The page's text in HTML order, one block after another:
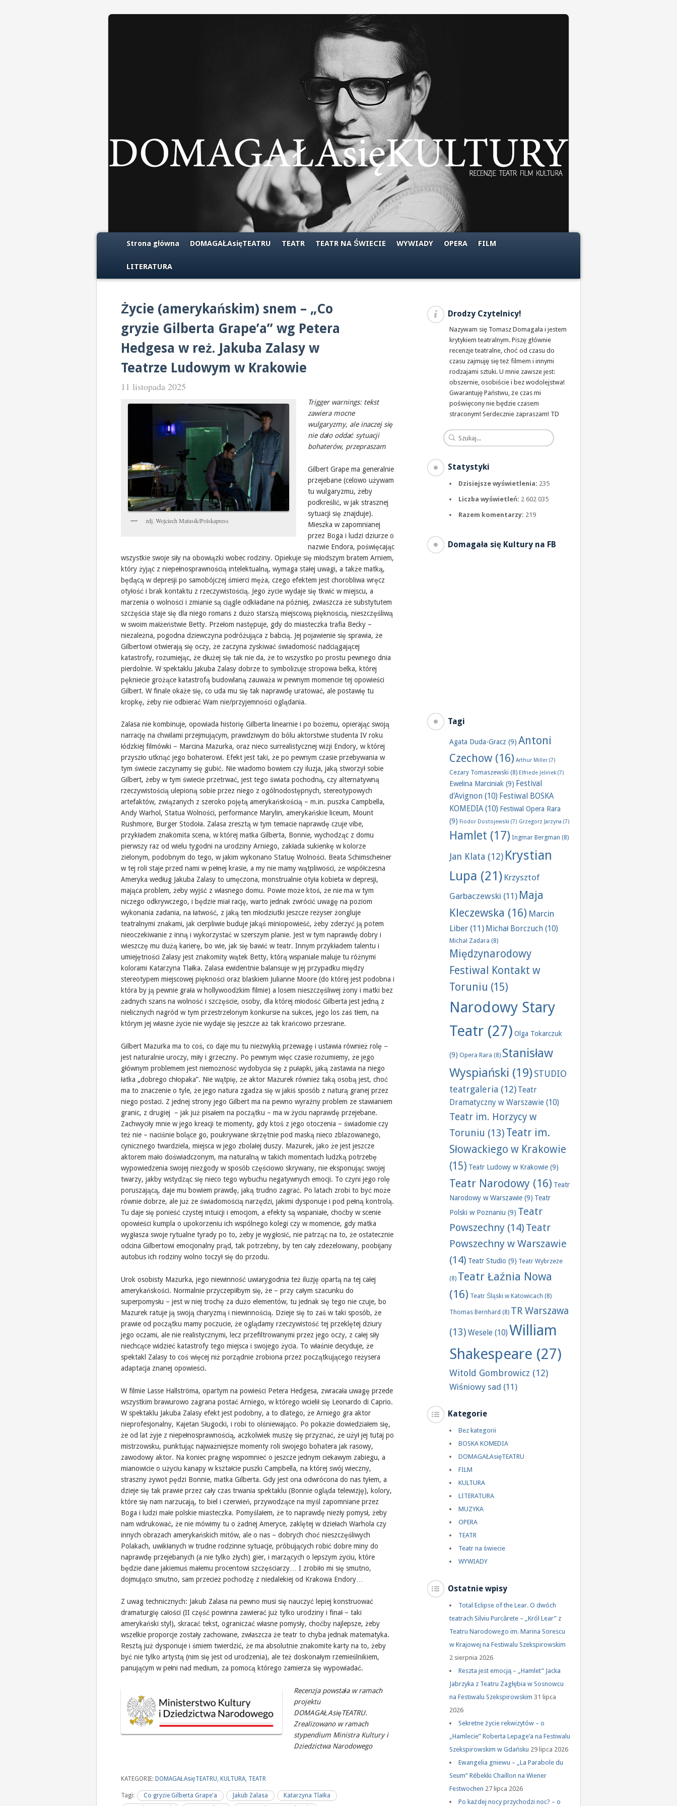
Strona główna DOMAGAŁAsięTEATRU TEATR TEATR NA ŚWIECIE WYWIADY OPERA FILM
LITERATURA
Życie (amerykańskim) snem – „Co
gryzie Gilberta Grape’a” wg Petera
Hedgesa w reż. Jakuba Zalasy w
Teatrze Ludowym w Krakowie
11 listopada 2025
zdj. Wojciech Matusik/Polskapress
Trigger warnings: tekst
zawiera mocne
wulgaryzmy, ale inaczej się
nie dało oddać sytuacji
bohaterów, przepraszam
Gilbert Grape ma generalnie
przejebane (celowo używam
tu wulgaryzmu, żeby
podkreślić, w jak strasznej
sytuacji się znajduje).
Mieszka w zapomnianej
przez Boga i ludzi dziurze o
nazwie Endora, poświęcając
wszystkie swoje siły na obowiązki wobec rodziny. Opiekuje się młodszym bratem Arniem,
który żyjąc z niepełnosprawnością intelektualną, wymaga stałej uwagi, a także matką,
będącą w depresji po samobójczej śmierci męża, czego efektem jest chorobliwa wręcz
otyłość i brak kontaktu z rzeczywistością. Jego życie wydaje się tkwić w miejscu, a
marzenia o wolności i zmianie są ciągle odkładane na później, zwłaszcza że substytutem
szczęścia staje się dla niego romans z dużo starszą miejscową pięknością, nieszczęśliwą
w swoim małżeństwie Betty. Przełom następuje, gdy do miasteczka trafia Becky –
niezależna, pogodna dziewczyna podróżująca z babcią. Jej pojawienie się sprawia, że
Gilbertowi otwierają się oczy, że zaczyna zyskiwać świadomość nadciągającej
katastrofy, rozumiejąc, że dłużej się tak nie da, że to wszystko po prostu pewnego dnia
pierdolnie. W spektaklu Jakuba Zalasy dobrze to symbolizuje stropowa belka, której
pękniecie grożące katastrofą budowlaną zauważa w pewnym momencie tej opowieści
Gilbert. W finale okaże się, co uda mu się tak naprawdę uratować, ale postawię tu
kropkę, żeby nie odbierać Wam nie/przyjemności oglądania.
Zalasa nie kombinuje, opowiada historię Gilberta linearnie i po bożemu, opierając swoją
narrację na chwilami przejmującym, prawdziwym do bólu aktorstwie studenta IV roku
łódzkiej filmówki – Marcina Mazurka, oraz nieco surrealistycznej wizji Endory, w której
przyszło utknąć jego bohaterowi. Efekt jest taki, że po pewnym czasie przebywania w
tym świecie zaczynamy się gubić. Nie wiadomo bowiem czy iluzja, jaką stworzył sobie
Gilbert, żeby w tym świecie przetrwać, jest tego świata pochodną, czy alternatywną
rzeczywistością ulepioną sobie przez niego z ogólnodostępnych, stereotypowych
artefaktów, związanych z szeroko pojętą amerykańskością – m.in. puszka Campbella,
Andy Warhol, Statua Wolności, performance Marylin, amerykańskie liceum, Mount
Rushmore, Burger Stodoła. Zalasa zresztą w tym temacie naprawdę czuje vibe,
przykładem znakomita scena, w której matka Gilberta, Bonnie, wychodząc z domu
pierwszy raz od wielu tygodni na urodziny Arniego, zakłada sukienkę w kolorze
zielonym, podobnym do tego, w jakim wykonano Statuę Wolności. Beata Schimscheiner
w tej roli staje przed nami w pełnej krasie, a my nie mamy wątpliwości, że współczesna
Ameryka według Jakuba Zalasy to umęczona, monstrualnie otyła kobieta w depresji,
mająca problem, żeby wyjść z własnego domu. Powie może ktoś, że nie ma w tym
niczego odkrywczego, i będzie miał rację, warto jednak zwrócić uwagę na poziom
wykonania zadania, na łatwość, z jaką ten młodziutki jeszcze reżyser żongluje
teatralnymi znakami, jak cierpliwie buduje jakąś miniopowieść, żeby zderzyć ją potem
nieoczekiwanie z inną i wykorzystać w szerszym planie. Jest w tym naprawdę dobry i
wieszczę mu dużą karierę, bo wie, jak się bawić w teatr. Innym przykładem talentu i
umiejętności Zalasy jest znakomity wątek Betty, którą wspaniale maluje tu różnymi
kolorami Katarzyna Tlałka. Zalasa ewidentnie balansuje w jej przypadku między
stereotypem miejscowej piękności oraz blaskiem Julianne Moore (do której jest podobna i
która by ją pewnie grała w hollywoodzkim filmie) a losem nieszczęśliwej żony i matki bez
żadnych szans na wolność i szczęście, osoby, dla której młodość Gilberta jest jedną z
nielicznych nagród w tym przestrzelonym konkursie na sukces, jego los zaś tłem, na
którym jej własne życie nie wydaje się jeszcze aż tak krańcowo przesrane.
Gilbert Mazurka ma to coś, co daje mu tu niezwykłą przewagę i ustawia również rolę –
jest naturalnie uroczy, miły i grzeczny. Po pewnym więc czasie rozumiemy, że jego
głównym problemem jest niemożność wydobycia się z pułapki, jaką zastawia na niego
łatka „dobrego chłopaka”. Nie wątpię, że aktor Mazurek również taką osobą jest, choć
ma to znaczenie o tyle, że jego natura zgadza się w jakiś sposób z naturą granej przez
niego postaci. Z jednej strony jego Gilbert ma na pewno wyraźny problem ze stawianiem
granic, z drugiej – jak już pisałem na początku – ma w życiu naprawdę przejebane.
Zachwyciły mnie w jego kreacji te momenty, gdy ktoś z jego otoczenia – świadomie czy
też nie – naciśnie bolące go, poukrywane skrzętnie pod maską nieco zblazowanego,
cynicznego twardziela, miejsca w jego zbolałej duszy. Mazurek, jako że jest jeszcze
aktorem mało doświadczonym, ma naturalną w takich momentach ludzką potrzebę
wypowiedzenia swojej niezgody w sposób częściowo skrywany, nie eksponując swojej
twarzy, jakby wstydząc się nieco tego wybuchu negatywnych emocji. To czyni jego rolę
poruszającą, daje mu bowiem prawdę, jaką trudno zagrać. Po latach zrobi to być może
równie dobrze, ale już ze świadomością narzędzi, jakimi dysponuje i pod pełną kontrolą.
Tu daje się ponieść czystej intuicji i emocjom, a efekty są wspaniałe, choćby w scenie
opowieści kumpla o upokorzeniu ich wspólnego kolegi czy w momencie, gdy matka
wygłasza swoje rytualne tyrady po to, żeby je wygłosić, nie patrząc na to, że ostatecznie
odcina Gilbertowi emocjonalny prąd, tak potrzebny, by ten cały zdezelowany, poobijany
autobus ich rodziny wolno toczył się do przodu.
Urok osobisty Mazurka, jego niewinność uwiarygodnia też iluzję opartą na tej całej
amerykańskości. Normalnie przyczepiłbym się, że – przy całym szacunku do
superpomysłu – jest w niej trochę za dużo elementów, tu jednak się tego nie czuje, bo
Mazurek ratuje ją swoją charyzmą i niewinnością. Dzieje się to zaś w taki sposób, że
prawie od początku mamy poczucie, że oglądamy rzeczywistość tej przeklętej dziury
jego oczami, ale nie realistycznymi, lecz przefiltrowanymi przez jego oczy, z całej siły
niechcące widzieć katastrofy tego miejsca i swojego życia. To właśnie decyduje, że
spektakl Zalasy to coś więcej niż porządnie zrobiona przez początkującego reżysera
adaptacja znanej opowieści.
W filmie Lasse Hallströma, opartym na powieści Petera Hedgesa, zwracała uwagę przede
wszystkim brawurowo zagrana postać Arniego, w którego wcielił się Leonardo di Caprio.
W spektaklu Jakuba Zalasy efekt jest podobny, a to dlatego, że Arniego gra aktor
nieprofesjonalny, Kajetan Sługocki, i robi to olśniewająco. Po pokazie dowiedziałem się,
że od lat żyje z niepełnosprawnością, aczkolwiek muszę się przyznać, że użył jej tutaj po
mistrzowsku, punktując najważniejsze momenty roli swojego bohatera jak rasowy,
zawodowy aktor. Na koniec pragnę wspomnieć o jeszcze jednym ciekawym zabiegu, a
mianowicie o użyciu kanapy w kształcie puszki Campbella, na której swój wieczny,
straszny żywot pędzi Bonnie, matka Gilberta. Gdy jest ona odwrócona do nas tyłem, a
dzieje się tak prawie przez cały czas trwania spektaklu (Bonnie ogląda telewizję), kolory,
które się nam narzucają, to biel i czerwień, przywodzące na myśl zapomniane przez
Boga i ludzi małe polskie miasteczka. Pomyślałem, że to naprawdę niezły pomysł, żeby
nam wdrukować, że nie mówimy tu o żadnej Ameryce, zaklętej w dziełach Warhola czy
innych obrazach amerykańskich mitów, ale o nas – dobrych choć nieszczęśliwych
Polakach, uwikłanych w trudne rodzinne sytuacje, próbujących robić dobre miny do
naprawdę przejebanych (a nie tylko złych) gier, i marzących o lepszym życiu, które
będzie dane jakiemuś małemu procentowi szczęściarzy… I zrobiło mi się smutno,
dojmująco smutno, sam przecież pochodzę z niedalekiej od Krakowa Endory…
Z uwag technicznych: Jakub Zalasa na pewno musi się nauczyć lepiej konstruować
dramaturgię całości (II część powinna zawierać już tylko urodziny i finał – taki
amerykański styl), skracać tekst, ograniczać własne pomysły, choćby najlepsze, żeby
wszelkie proporcje zostały zachowane, zwłaszcza że teatr to chyba jednak matematyka.
Resztą już dysponuje i śmiem twierdzić, że ma absolutnie znakomite karty na to, żeby
być nie tylko artystą (nim się jest od urodzenia), ale też doskonałym rzemieślnikiem,
panującym w pełni nad medium, za pomocą którego zamierza się wypowiadać.
Recenzja powstała w ramach
projektu
DOMAGAŁAsięTEATRU.
Zrealizowano w ramach
stypendium Ministra Kultury i
Dziedzictwa Narodowego
KATEGORIE: DOMAGAŁAsięTEATRU KULTURA, TEATR
Tagi: Co gryzie Gilberta Grape'a Jakub Zalasa
Katarzyna Tlałka
Drodzy Czytelnicy!
Nazywam się Tomasz Domagała i jestem
krytykiem teatralnym. Piszę głównie
recenzje teatralne, choć od czasu do
czasu zajmuję się też filmem i innymi
rodzajami sztuki. U mnie zawsze jest:
obszernie, osobiście i bez wodolejstwa!
Gwarantuję Państwu, że czas mi
poświęcony nie będzie czasem
straconym! Serdecznie zapraszam! TD
Statystyki
Dzisiejsze wyświetlenia: 235
Liczba wyświetleń: 2 602 035
Razem komentarzy: 219
Domagała się Kultury na FB
Tagi
Agata Duda-Gracz (9) Antoni
Czechow (16) Arthur Miller (7)
Cezary Tomaszewski (8) Elfriede Jelinek(7)
Ewelina Marciniak (9) Festival
d'Avignon (10) Festiwal BOSKA
KOMEDIA(10) Festiwal Opera Rara
(9) Fiodor Dostojewski (7) Grzegorz Jarzyna (7)
Hamlet (17) Ingmar Bergman (8)
Jan Klata (12) Krystian
Lupa (21) Krzysztof
Garbaczewski (11) Maja
Kleczewska (16) Marcin
Liber (11) Michał Borczuch (10)
Michał Zadara (8)
Międzynarodowy
Festiwal Kontakt w
Toruniu (15)
Narodowy Stary
Teatr (27) Olga Tokarczuk
(9) Opera Rara (8) Stanisław
Wyspiański (19)STUDIO
teatrgaleria (12) Teatr
Dramatyczny w Warszawie (10)
Teatr im. Horzycy w
Toruniu (13) Teatr im.
Słowackiego w Krakowie
(15) Teatr Ludowy w Krakowie (9)
Teatr Narodowy (16) Teatr
Narodowy w Warszawie (9) Teatr
Polski w Poznaniu (9) Teatr
Powszechny (14) Teatr
Powszechny w Warszawie
(14) Teatr Studio (9) Teatr Wybrzeże
(8) Teatr Łaźnia Nowa
(16) Teatr Śląski w Katowicach (8)
Thomas Bernhard (8) TR Warszawa
(13) Wesele (10) William
Shakespeare (27)
Witold Gombrowicz (12)
Wiśniowy sad (11)
Kategorie
Bez kategorii
BOSKA KOMEDIA
DOMAGAŁAsięTEATRU
FILM
KULTURA
LITERATURA
MUZYKA
OPERA
TEATR
Teatr na świecie
WYWIADY
Ostatnie wpisy
Total Eclipse of the Lear. O dwóch
teatrach Silviu Purcărete – „Król Lear” z
Teatru Narodowego im. Marina Sorescu
w Krajowej na Festiwalu Szekspirowskim
2 sierpnia 2026
Reszta jest emocją – „Hamlet” Jacka
Jabrzyka z Teatru Zagłębia w Sosnowcu
na Festiwalu Szekspirowskim 31 lipca
2026
Sekretne życie rekwizytów – o
„Hamlecie” Roberta Lepage’a na Festiwalu
Szekspirowskim w Gdańsku 29 lipca 2026
Ewangelia gniewu – „La Parabole du
Seum” Rébekki Chaillon na Wiener
Festwochen 27 lipca 2026
Po każdej nocy przychodzi noc? – o